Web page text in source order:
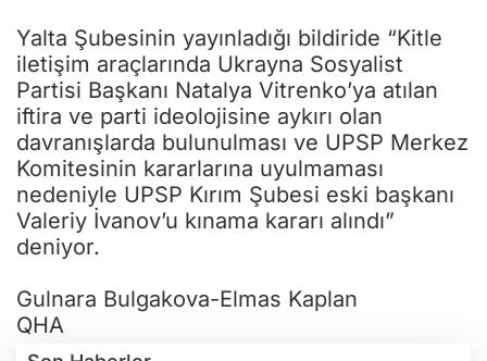
Yalta Şubesinin yayınladığı bildiride “Kitle
iletişim araçlarında Ukrayna Sosyalist
Partisi Başkanı Natalya Vitrenko’ya atılan
iftira ve parti ideolojisine aykırı olan
davranışlarda bulunulması ve UPSP Merkez
Komitesinin kararlarına uyulmaması
nedeniyle UPSP Kırım Şubesi eski başkanı
Valeriy İvanov’u kınama kararı alındı”
deniyor.
Gulnara Bulgakova-Elmas Kaplan
QHA